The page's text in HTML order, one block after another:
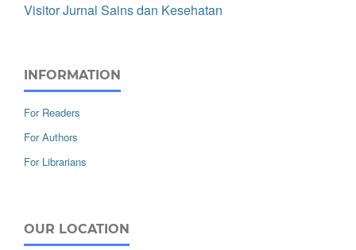
Visitor Jurnal Sains dan Kesehatan
INFORMATION
For Readers
For Authors
For Librarians
OUR LOCATION